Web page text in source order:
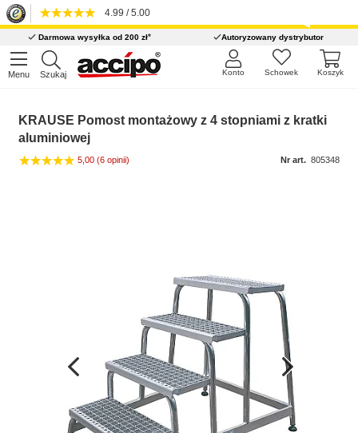
4.99 / 5.00
Darmowa wysyłka od 200 zł* Autoryzowany dystrybutor
Menu Szukaj Koszyk
Schowek
Konto
KRAUSE Pomost montażowy z 4 stopniami z kratki
aluminiowej
5,00 (6 opinii) Nr art. 805348
Wcześniejsza
strona
Następne
strona